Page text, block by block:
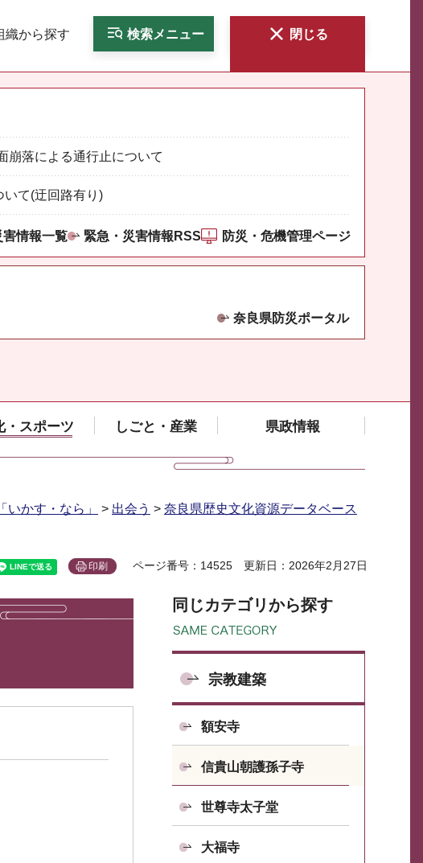
織から探す 検索メニュー 閉じる
崩落による通行止について
いて(迂回路有り)
害情報一覧 緊急・災害情報RSS 防災・危機管理ページ
奈良県防災ポータル
・スポーツ しごと・産業 県政情報
かす・なら」 > 出会う > 奈良県歴史文化資源データベース
印刷 ページ番号：14525 更新日：2026年2月27日
同じカテゴリから探す
宗教建築
額安寺
信貴山朝護孫子寺
世尊寺太子堂
大福寺